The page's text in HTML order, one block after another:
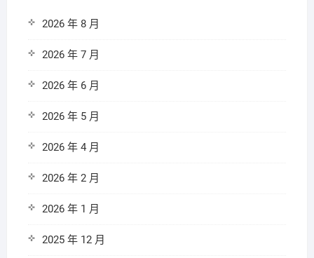
2026 年 8 月
2026 年 7 月
2026 年 6 月
2026 年 5 月
2026 年 4 月
2026 年 2 月
2026 年 1 月
2025 年 12 月